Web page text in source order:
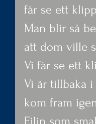
får se ett
Man blir så
att dom ville
Vi får se ett
Vi är tillbaka
kom fram